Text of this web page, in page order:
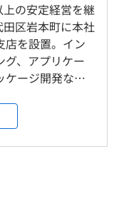
場所を含む）
はありません）
た研修をご用意し
報連相・チームビ
の安定経営を継
区岩本町に本社
店を設置。イン
グ、アプリケー
ケージ開発など
を獲得したファ
、独自性の高
。中小規模の会